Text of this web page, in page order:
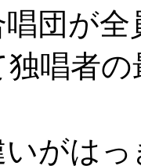
唱団が
独唱者
がは